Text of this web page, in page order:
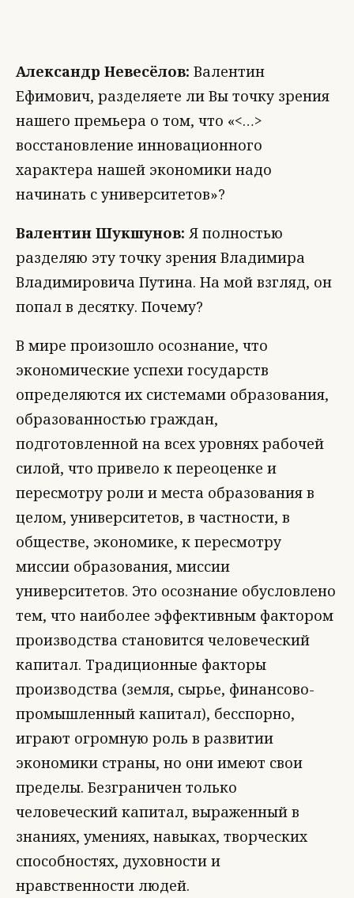
Александр Невесёлов: Валентин
Ефимович, разделяете ли Вы точку зрения
нашего премьера о том, что «<…>
восстановление инновационного
характера нашей экономики надо
начинать с университетов»?
Валентин Шукшунов: Я полностью
разделяю эту точку зрения Владимира
Владимировича Путина. На мой взгляд, он
попал в десятку. Почему?
В мире произошло осознание, что
экономические успехи государств
определяются их системами образования,
образованностью граждан,
подготовленной на всех уровнях рабочей
силой, что привело к переоценке и
пересмотру роли и места образования в
целом, университетов, в частности, в
обществе, экономике, к пересмотру
миссии образования, миссии
университетов. Это осознание обусловлено
тем, что наиболее эффективным фактором
производства становится человеческий
капитал. Традиционные факторы
производства (земля, сырье, финансово-
промышленный капитал), бесспорно,
играют огромную роль в развитии
экономики страны, но они имеют свои
пределы. Безграничен только
человеческий капитал, выраженный в
знаниях, умениях, навыках, творческих
способностях, духовности и
нравственности людей.